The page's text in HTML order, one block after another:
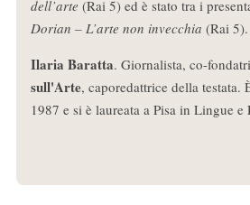
dell’arte (Rai 5) ed è stato tra i
Dorian – L’arte non invecchia (Rai 5).
Ilaria Baratta. Giornalista, co-
sull'Arte, caporedattrice della testata.
1987 e si è laureata a Pisa in Lingue e